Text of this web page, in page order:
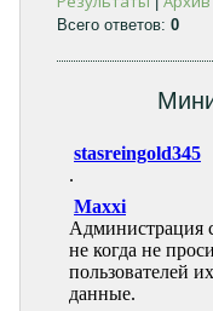
Всего ответов:0